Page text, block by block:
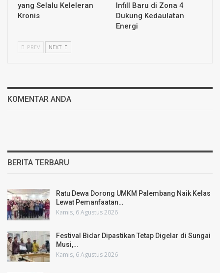
yang Selalu Keleleran
Kronis
Infill Baru di Zona 4
Dukung Kedaulatan
Energi
PREV NEXT
KOMENTAR ANDA
BERITA TERBARU
Ratu Dewa Dorong UMKM Palembang Naik Kelas
Lewat Pemanfaatan…
Kamis, 6 Agustus 2026
Festival Bidar Dipastikan Tetap Digelar di Sungai
Musi,…
Kamis, 6 Agustus 2026